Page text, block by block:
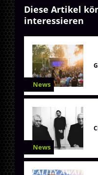
Diese Artikel
interessieren
News
News